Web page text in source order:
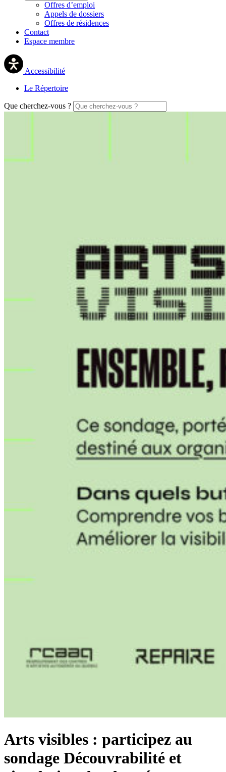
Offres d’emploi
Appels de dossiers
Offres de résidences
Contact
Espace membre
Accessibilité
Le Répertoire
Que cherchez-vous ?
Arts visibles : participez au
sondage Découvrabilité et